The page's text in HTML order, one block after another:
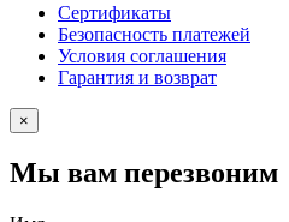
Сертификаты
Безопасность платежей
Условия соглашения
Гарантия и возврат
×
Мы вам перезвоним